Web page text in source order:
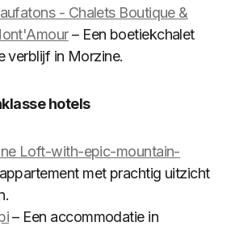
- Chalets Boutique &
– Een boetiekchalet
verblijf in Morzine.
hotels
Loft-with-epic-mountain-
met prachtig uitzicht
– Een accommodatie in